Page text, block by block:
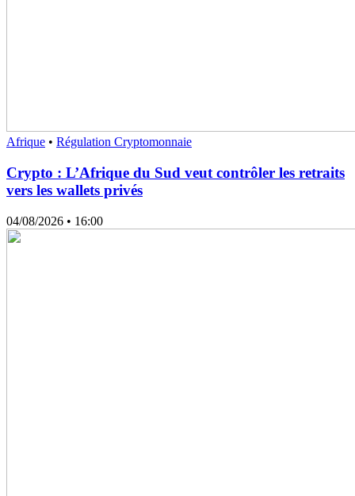
Afrique • Régulation Cryptomonnaie
Crypto : L’Afrique du Sud veut contrôler les retraits
vers les wallets privés
04/08/2026 • 16:00